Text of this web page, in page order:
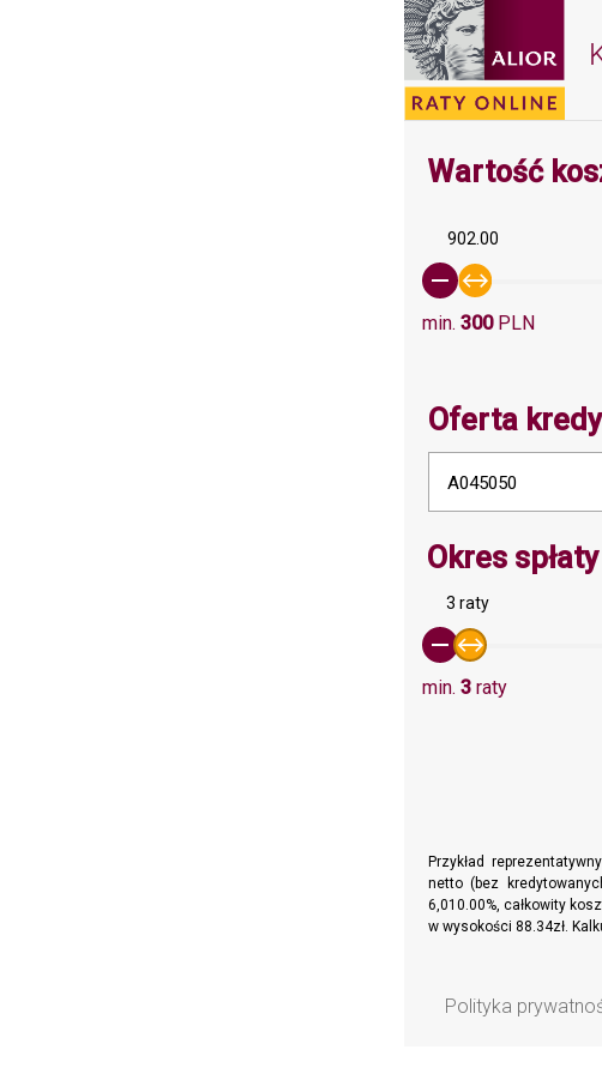
Wartość
902.00
min. 300PLN
Oferta
A045050
Okres spłaty
3 raty
min. 3 raty
Przykład
netto (bez
6,010.00%, całkowity
w wysokości 88.34zł.
Polityka